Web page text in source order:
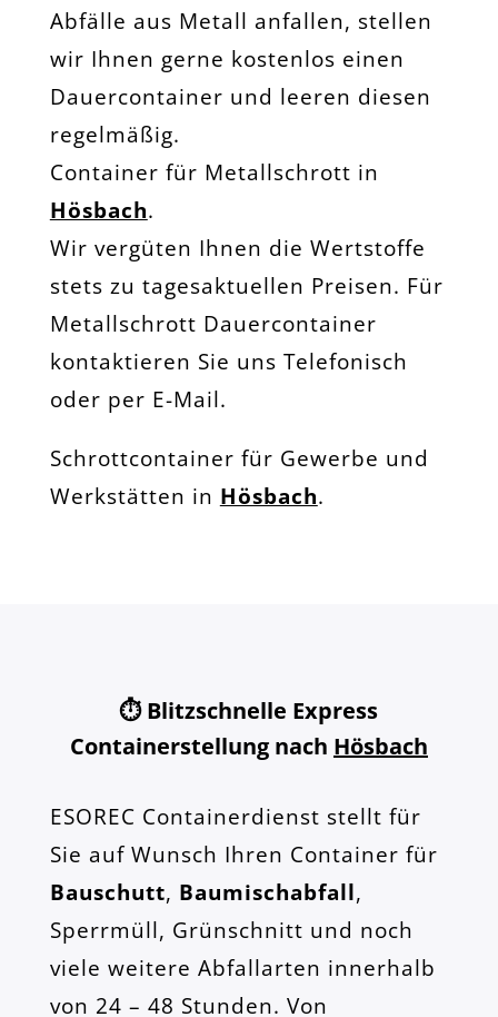
Abfälle aus Metall anfallen, stellen
wir Ihnen gerne kostenlos einen
Dauercontainer und leeren diesen
regelmäßig.
Container für Metallschrott in
Hösbach.
Wir vergüten Ihnen die Wertstoffe
stets zu tagesaktuellen Preisen. Für
Metallschrott Dauercontainer
kontaktieren Sie uns Telefonisch
oder per E-Mail.
Schrottcontainer für Gewerbe und
Werkstätten in Hösbach.
⏱️ Blitzschnelle Express
Containerstellung nach Hösbach
ESOREC Containerdienst stellt für
Sie auf Wunsch Ihren Container für
Bauschutt, Baumischabfall,
Sperrmüll, Grünschnitt und noch
viele weitere Abfallarten innerhalb
von 24 – 48 Stunden. Von